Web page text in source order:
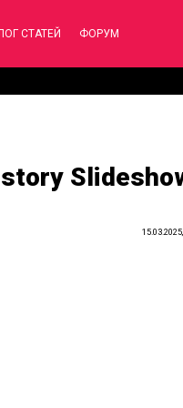
СТАТЕЙ ФОРУМ